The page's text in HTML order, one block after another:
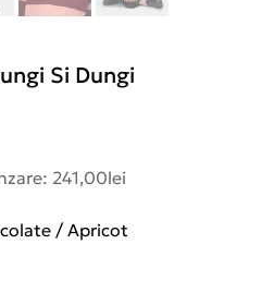
Si Dungi
241,00lei
/ Apricot